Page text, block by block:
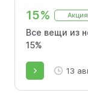
15% Акция
Все вещи из
15%
13